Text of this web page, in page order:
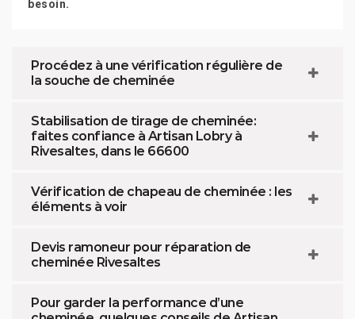
besoin.
Procédez à une vérification régulière de
la souche de cheminée
Stabilisation de tirage de cheminée:
faites confiance à Artisan Lobry à
Rivesaltes, dans le 66600
Vérification de chapeau de cheminée : les
éléments à voir
Devis ramoneur pour réparation de
cheminée Rivesaltes
Pour garder la performance d’une